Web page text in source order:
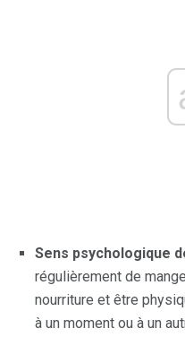
Sens psychologique
régulièrement de
nourriture et être
à un moment ou à un